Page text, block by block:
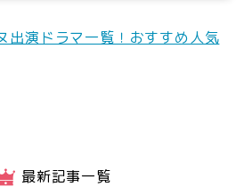
出演ドラマ一覧！おすすめ人気
最新記事一覧